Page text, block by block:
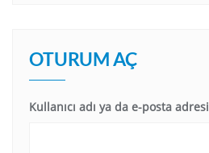
OTURUM AÇ
Kullanıcı adı ya da e-posta adresi